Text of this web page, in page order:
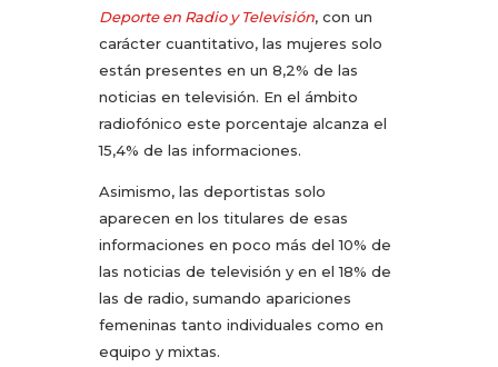
Deporte en Radio y Televisión, con un
carácter cuantitativo, las mujeres solo
están presentes en un 8,2% de las
noticias en televisión. En el ámbito
radiofónico este porcentaje alcanza el
15,4% de las informaciones.
Asimismo, las deportistas solo
aparecen en los titulares de esas
informaciones en poco más del 10% de
las noticias de televisión y en el 18% de
las de radio, sumando apariciones
femeninas tanto individuales como en
equipo y mixtas.